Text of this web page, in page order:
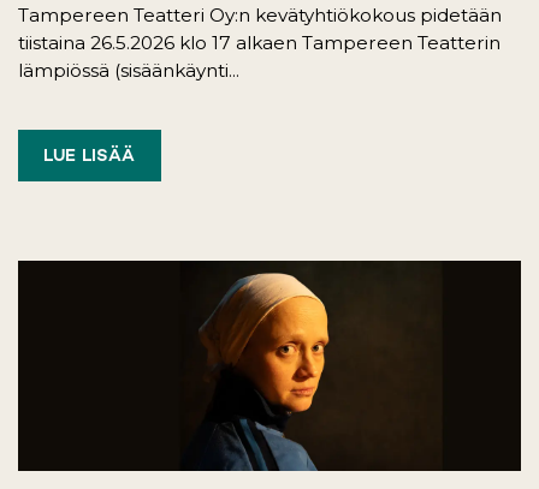
Tampereen Teatteri Oy:n kevätyhtiökokous pidetään
tiistaina 26.5.2026 klo 17 alkaen Tampereen Teatterin
lämpiössä (sisäänkäynti...
LUE LISÄÄ